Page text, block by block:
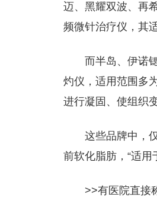
迈、黑耀双波、再
频微针治疗仪，其
而半岛、伊诺
灼仪，适用范围多
进行凝固、使组织
这些品牌中，
前软化脂肪，“适用
>>有医院直接